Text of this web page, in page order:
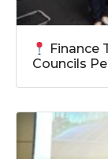
Finance
Councils